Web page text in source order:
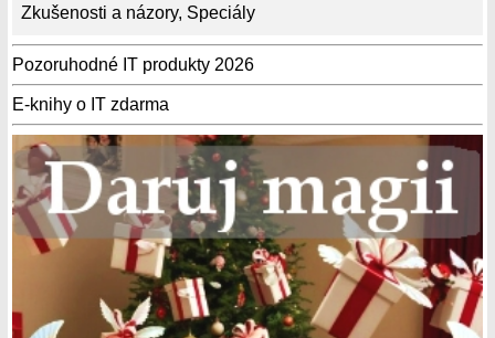
Zkušenosti a názory, Speciály
Pozoruhodné IT produkty 2026
E-knihy o IT zdarma